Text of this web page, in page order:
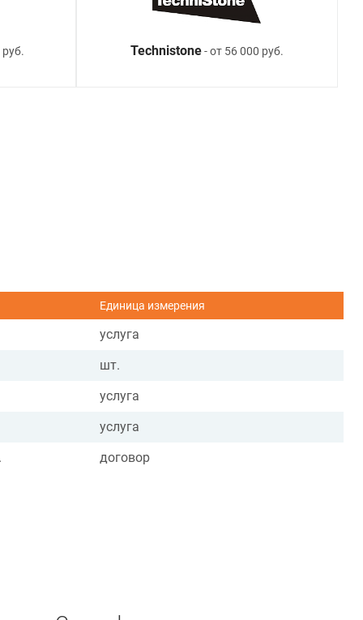
Technistone- от 56 000 руб.
Единица измерения
услуга
шт.
услуга
услуга
договор